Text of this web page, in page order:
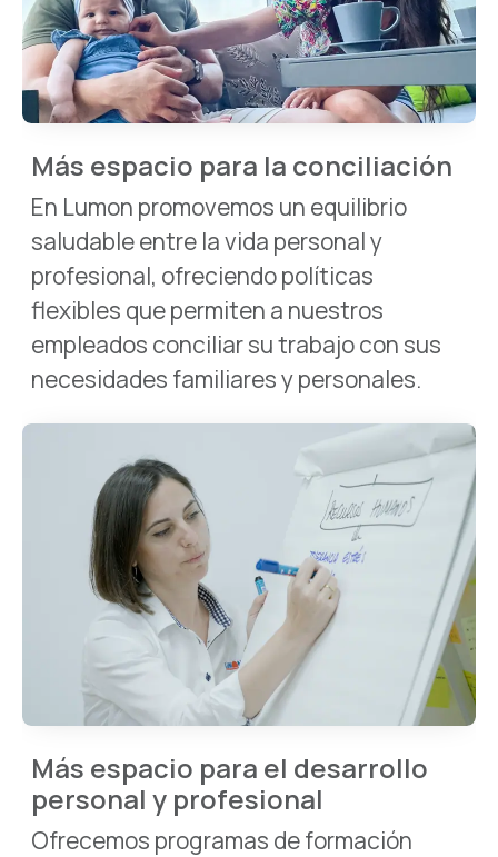
Más espacio para la conciliación
En Lumon promovemos un equilibrio
saludable entre la vida personal y
profesional, ofreciendo políticas
flexibles que permiten a nuestros
empleados conciliar su trabajo con sus
necesidades familiares y personales.
Más espacio para el desarrollo
personal y profesional
Ofrecemos programas de formación